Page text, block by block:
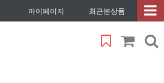
마이페이지 최근본상품